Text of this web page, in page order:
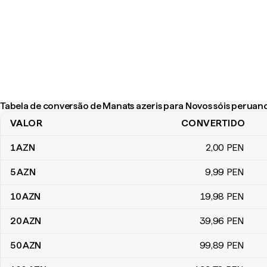
Tabela de conversão de Manats azeris para Novos sóis
Tabela de conversão de Manats azeris para Novos sóis peruanos
VALOR CONVERTIDO
1AZN 2,00 PEN
5AZN 9,99 PEN
10AZN 19,98 PEN
20AZN 39,96 PEN
50AZN 99,89 PEN